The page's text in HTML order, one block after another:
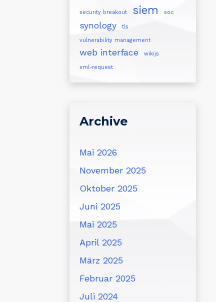
security breakout siem soc
synology tls
vulnerability management
web interface wikijs
xml-request
Archive
Mai 2026
November 2025
Oktober 2025
Juni 2025
Mai 2025
April 2025
März 2025
Februar 2025
Juli 2024